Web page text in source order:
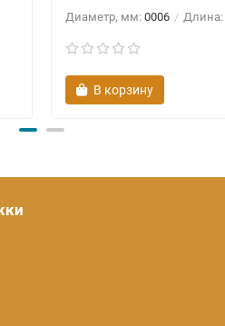
Диаметр, мм: 0006 Длина:
В корзину